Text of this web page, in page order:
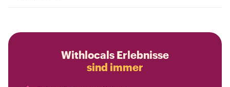
Withlocals Erlebnisse
sind immer